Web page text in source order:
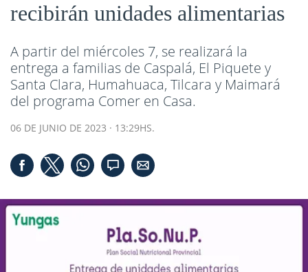
recibirán unidades alimentarias
A partir del miércoles 7, se realizará la
entrega a familias de Caspalá, El Piquete y
Santa Clara, Humahuaca, Tilcara y Maimará
del programa Comer en Casa.
06 DE JUNIO DE 2023 · 13:29HS.